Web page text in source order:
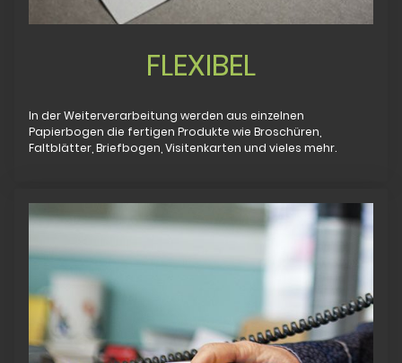
FLEXIBEL
In der Weiterverarbeitung werden aus einzelnen
Papierbogen die fertigen Produkte wie Broschüren,
Faltblätter, Briefbogen, Visitenkarten und vieles mehr.